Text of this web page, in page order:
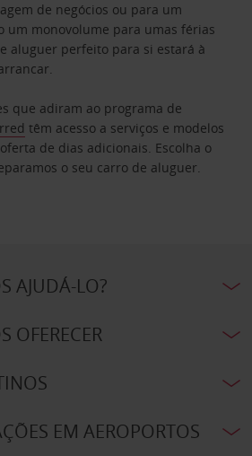
de negócios ou para um
um monovolume para umas férias
aluguer perfeito para si estará à
que adiram ao programa de
têm acesso a serviços e modelos
de dias adicionais. Escolha o
o seu carro de aluguer.
AJUDÁ-LO?
OFERECER
EM AEROPORTOS